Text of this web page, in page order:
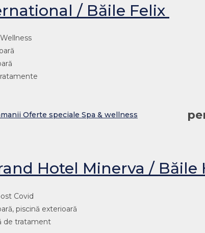
/ Băile Felix
Oferte speciale Spa & wellness
Hotel Minerva / Băile
Covid
piscină exterioară
de tratament